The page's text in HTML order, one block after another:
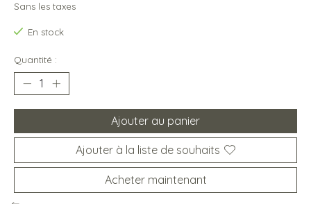
Sans les taxes
En stock
Quantité :
Ajouter au panier
Ajouter à la liste de souhaits
Acheter maintenant